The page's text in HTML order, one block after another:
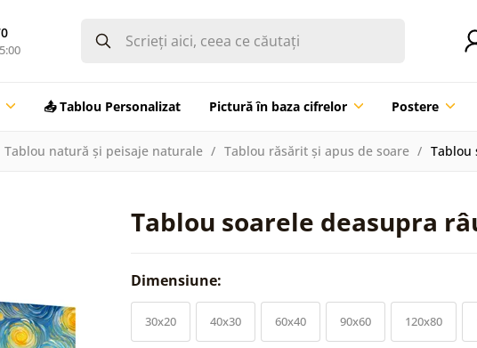
📤 Tablou Personalizat Pictură în baza cifrelor Postere
Tablou natură și peisaje naturale Tablou răsărit și apus de soare Tablou
Tablou soarele deasupra
Dimensiune:
30x20 40x30 60x40 90x60 120x80